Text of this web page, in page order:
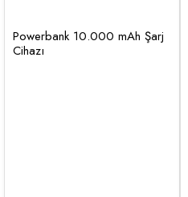
Powerbank 10.000 mAh Şarj
Cihazı